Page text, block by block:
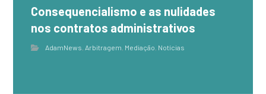
Consequencialismo e as nulidades
nos contratos administrativos
AdamNews, Arbitragem, Mediação, Notícias